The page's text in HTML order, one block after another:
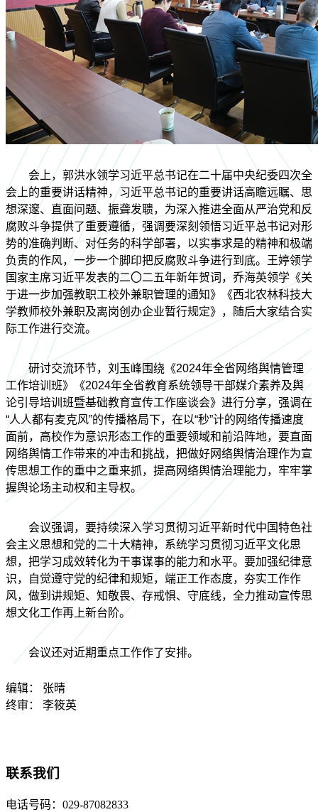
会上，郭洪水领学习近平总书记在二十届中央纪委四次全
会上的重要讲话精神，习近平总书记的重要讲话高瞻远瞩、思
想深邃、直面问题、振聋发聩，为深入推进全面从严治党和反
腐败斗争提供了重要遵循，强调要深刻领悟习近平总书记对形
势的准确判断、对任务的科学部署，以实事求是的精神和极端
负责的作风，一步一个脚印把反腐败斗争进行到底。王婷领学
国家主席习近平发表的二〇二五年新年贺词，乔海英领学《关
于进一步加强教职工校外兼职管理的通知》《西北农林科技大
学教师校外兼职及离岗创办企业暂行规定》，随后大家结合实
际工作进行交流。
研讨交流环节，刘玉峰围绕《2024年全省网络舆情管理
工作培训班》《2024年全省教育系统领导干部媒介素养及舆
论引导培训班暨基础教育宣传工作座谈会》进行分享，强调在
“人人都有麦克风”的传播格局下，在以“秒”计的网络传播速度
面前，高校作为意识形态工作的重要领域和前沿阵地，要直面
网络舆情工作带来的冲击和挑战，把做好网络舆情治理作为宣
传思想工作的重中之重来抓，提高网络舆情治理能力，牢牢掌
握舆论场主动权和主导权。
会议强调，要持续深入学习贯彻习近平新时代中国特色社
会主义思想和党的二十大精神，系统学习贯彻习近平文化思
想，把学习成效转化为干事谋事的能力和水平。要加强纪律意
识，自觉遵守党的纪律和规矩，端正工作态度，夯实工作作
风，做到讲规矩、知敬畏、存戒惧、守底线，全力推动宣传思
想文化工作再上新台阶。
会议还对近期重点工作作了安排。
编辑：
张晴
终审：
李筱英
联系我们
电话号码：029-87082833